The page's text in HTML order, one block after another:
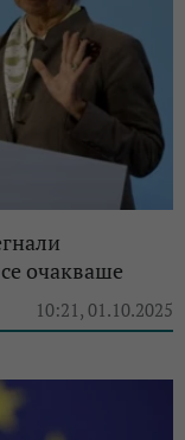
очакваше
10:21, 01.10.2025